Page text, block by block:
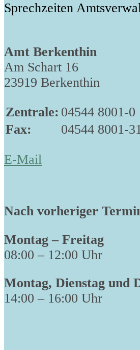
Sprechzeiten
Amt Berkenthin
Am Schart 16
23919 Berkenthin
Zentrale: 04544 8001-0
Fax:
04544 8001-
E-Mail
Nach vorheriger
Montag – Freitag
08:00 – 12:00 Uhr
Montag, Dienstag und
14:00 – 16:00 Uhr